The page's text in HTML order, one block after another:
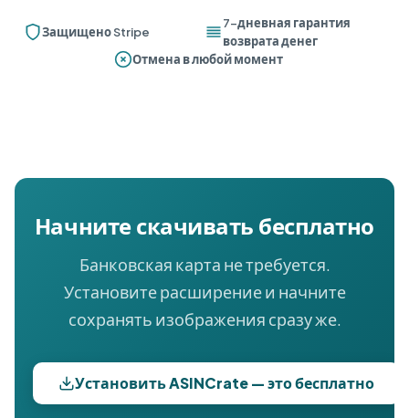
Защищено Stripe
7-дневная гарантия
возврата денег
Отмена в любой момент
Начните скачивать бесплатно
Банковская карта не требуется.
Установите расширение и начните
сохранять изображения сразу же.
Установить ASINCrate — это бесплатно